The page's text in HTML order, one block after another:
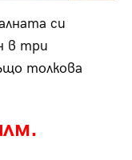
си
в три
толкова